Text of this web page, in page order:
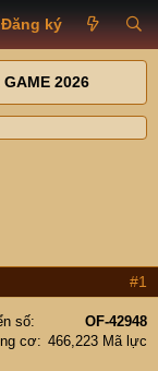
Đăng ký
2026
#1
số
OF-42948
cơ
466,223 Mã lực